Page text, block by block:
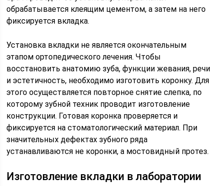
обрабатывается клеящим цементом, а затем на него
фиксируется вкладка.
Установка вкладки не является окончательным
этапом ортопедического лечения. Чтобы
восстановить анатомию зуба, функции жевания, речи
и эстетичность, необходимо изготовить коронку. Для
этого осуществляется повторное снятие слепка, по
которому зубной техник проводит изготовление
конструкции. Готовая коронка проверяется и
фиксируется на стоматологический материал. При
значительных дефектах зубного ряда
устанавливаются не коронки, а мостовидный протез.
Изготовление вкладки в лаборатории